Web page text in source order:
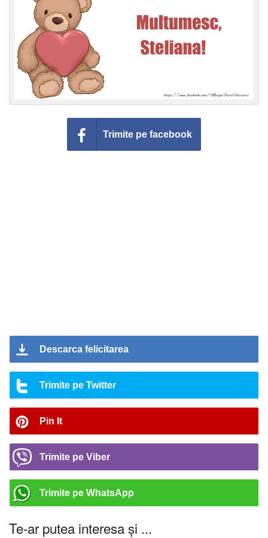
Felicitari zile saptamana
Felicitari muzicale
Felicitari muzicale personalizate
Felicitari animate
Invitatii personalizate
Conecteaza-te
Trimite pe facebook
Descarca felicitarea
Trimite pe Twitter
Pin It
Trimite pe Viber
Trimite pe WhatsApp
Te-ar putea interesa și ...